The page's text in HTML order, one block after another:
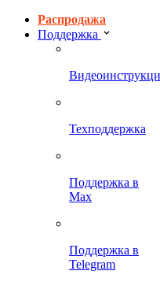
Распродажа
Поддержка
Техподдержка
Поддержка в
Max
Поддержка в
Telegram